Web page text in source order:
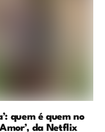
quem é quem no
da Netflix